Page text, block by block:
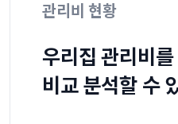
관리비 현황
우리집 관리비
비교 분석할 수